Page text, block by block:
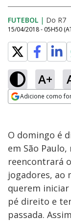
FUTEBOL | Do R7
15/04/2018 - 05H50
A+
Adicione como
O domingo é
em São
reencontrará
jogadores, ao
querem
pé direito e
passada.